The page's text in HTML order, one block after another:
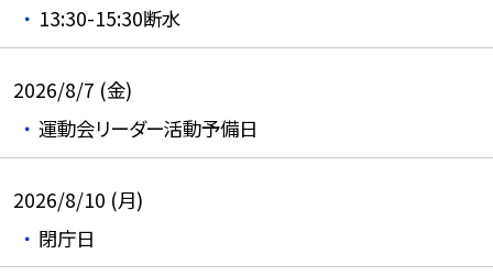
13:30-15:30断水
2026/8/7 (金)
運動会リーダー活動予備日
2026/8/10 (月)
閉庁日